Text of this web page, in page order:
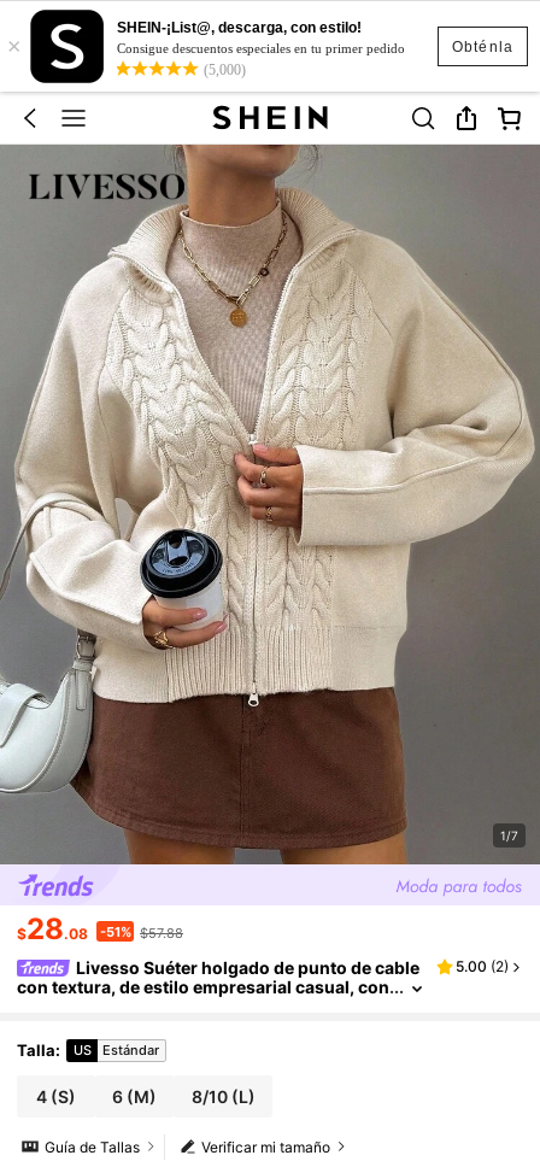
Obténla
×
SHEIN-¡List@, descarga, con estilo!
Consigue descuentos especiales en tu primer pedido
(5,000)
1/7
$28.08 -51% $57.88
Livesso Suéter holgado de punto de cable
con textura, de estilo empresarial casual, con
5.00 (2)
Talla: US Estándar
4 (S) 6 (M) 8/10(L)
Verificar mi tamaño
Guía de Tallas